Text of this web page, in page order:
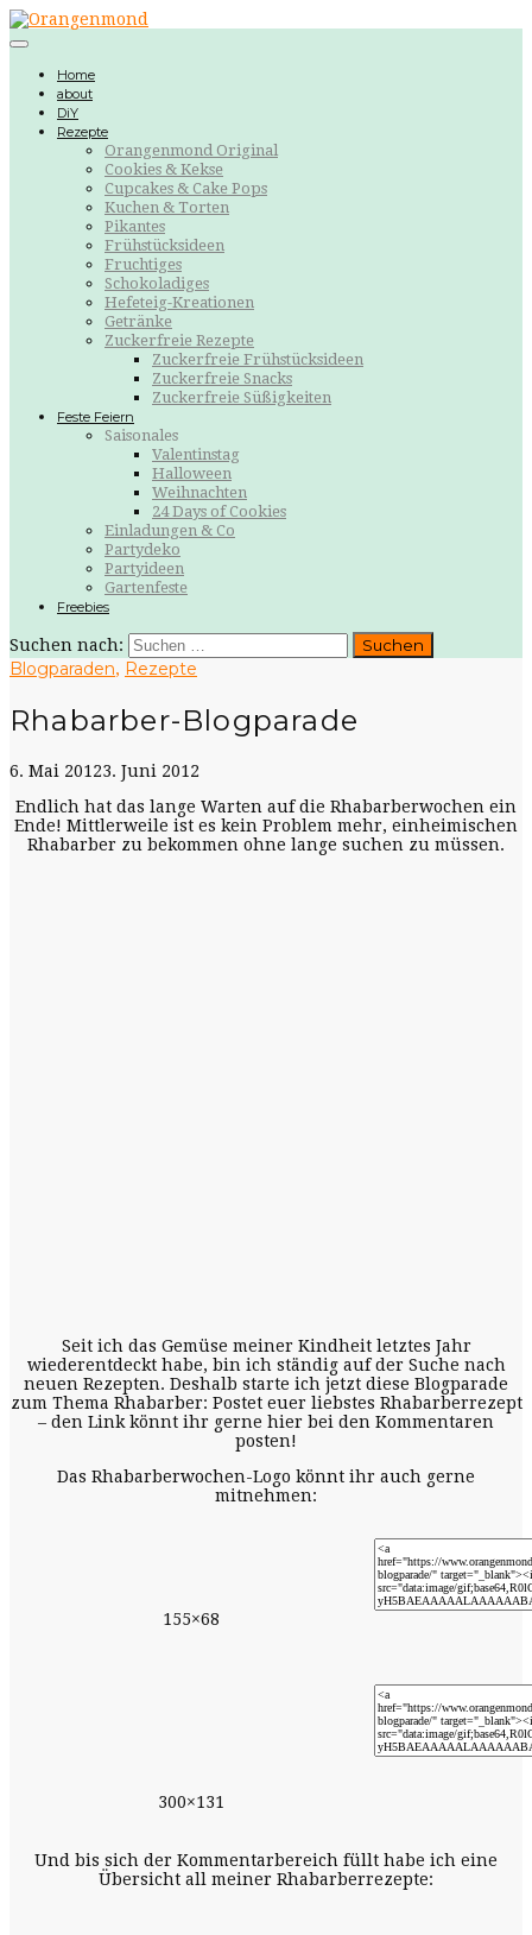
Home
about
DiY
Rezepte
Orangenmond Original
Cookies & Kekse
Cupcakes & Cake Pops
Kuchen & Torten
Pikantes
Frühstücksideen
Fruchtiges
Schokoladiges
Hefeteig-Kreationen
Getränke
Zuckerfreie Rezepte
Zuckerfreie Frühstücksideen
Zuckerfreie Snacks
Zuckerfreie Süßigkeiten
Feste Feiern
Saisonales
Valentinstag
Halloween
Weihnachten
24 Days of Cookies
Einladungen & Co
Partydeko
Partyideen
Gartenfeste
Freebies
Suchen nach:
Blogparaden, Rezepte
Rhabarber-Blogparade
6. Mai 20123. Juni 2012
Endlich hat das lange Warten auf die Rhabarberwochen ein
Ende! Mittlerweile ist es kein Problem mehr, einheimischen
Rhabarber zu bekommen ohne lange suchen zu müssen.
Seit ich das Gemüse meiner Kindheit letztes Jahr
wiederentdeckt habe, bin ich ständig auf der Suche nach
neuen Rezepten. Deshalb starte ich jetzt diese Blogparade
zum Thema Rhabarber: Postet euer liebstes Rhabarberrezept
– den Link könnt ihr gerne hier bei den Kommentaren
posten!
Das Rhabarberwochen-Logo könnt ihr auch gerne
mitnehmen:
155×68
300×131
Und bis sich der Kommentarbereich füllt habe ich eine
Übersicht all meiner Rhabarberrezepte: